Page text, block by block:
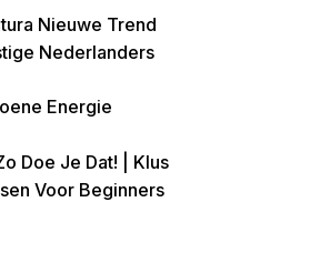
Nieuwe Trend
Nederlanders
Energie
Doe Je Dat! | Klus
Voor Beginners